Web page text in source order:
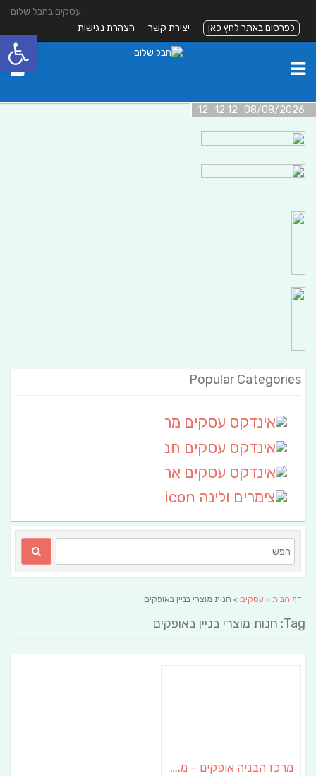
עסקים בחבל שלום
לפרסום באתר לחץ כאן
יצירת קשר הצהרת נגישות
08/08/2026 12:12 12
Popular Categories
דף הבית > עסקים > חנות מוצרי בניין באופקים
Tag: חנות מוצרי בניין באופקים
מרכז הבניה אופקים – מ.ד אספקה טכנית בע"מ
פתח